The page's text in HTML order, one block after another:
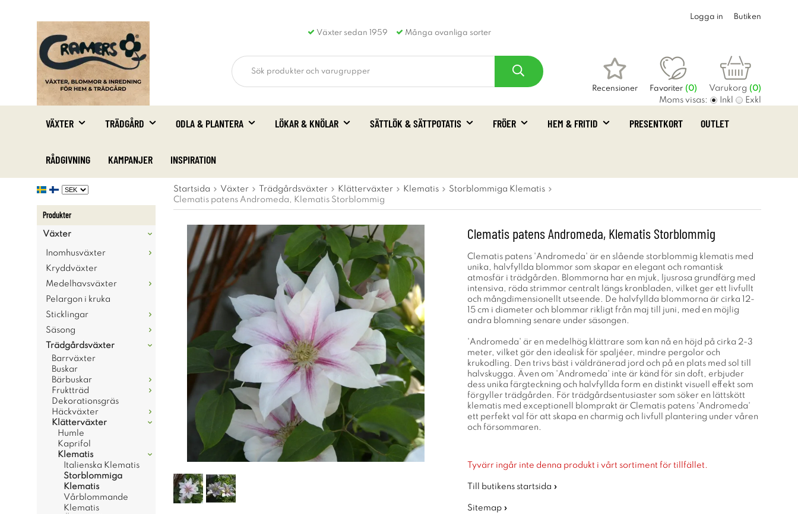
Växter sedan 1959 Många ovanliga sorter
Logga in Butiken
Recensioner Favoriter (0) Varukorg (0)
Moms visas: Inkl Exkl
VÄXTER TRÄDGÅRD ODLA & PLANTERA LÖKAR & KNÖLAR SÄTTLÖK & SÄTTPOTATIS FRÖER HEM & FRITID PRESENTKORT OUTLET
RÅDGIVNING KAMPANJER INSPIRATION
Produkter
Växter
Inomhusväxter
Kryddväxter
Medelhavsväxter
Pelargon i kruka
Sticklingar
Säsong
Trädgårdsväxter
Barrväxter
Buskar
Bärbuskar
Fruktträd
Dekorationsgräs
Häckväxter
Klätterväxter
Humle
Kaprifol
Klematis
Italienska Klematis
Storblommiga
Klematis
Vårblommande
Klematis
Startsida Växter Trädgårdsväxter Klätterväxter Klematis
Storblommiga Klematis
Clematis patens Andromeda, Klematis Storblommig
Clematis patens Andromeda, Klematis Storblommig
Clematis patens 'Andromeda' är en slående storblommig klematis med
unika, halvfyllda blommor som skapar en elegant och romantisk
atmosfär i trädgården. Blommorna har en mjuk, ljusrosa grundfärg med
intensiva, röda strimmor centralt längs kronbladen, vilket ger ett livfullt
och mångdimensionellt utseende. De halvfyllda blommorna är cirka 12-
15 cm i diameter och blommar rikligt från maj till juni, med en möjlig
andra blomning senare under säsongen.
'Andromeda' är en medelhög klättrare som kan nå en höjd på cirka 2-3
meter, vilket gör den idealisk för spaljéer, mindre pergolor och
krukodling. Den trivs bäst i väldränerad jord och på en plats med sol till
halvskugga. Även om 'Andromeda' inte är känd för sin doft, erbjuder
dess unika färgteckning och halvfyllda form en distinkt visuell effekt som
förgyller trädgården. För trädgårdsentusiaster som söker en lättskött
klematis med exceptionell blomprakt är Clematis patens 'Andromeda'
ett perfekt val för att skapa en charmig och livfull plantering under våren
och försommaren.
Tyvärr ingår inte denna produkt i vårt sortiment för tillfället.
Till butikens startsida »
Sitemap »